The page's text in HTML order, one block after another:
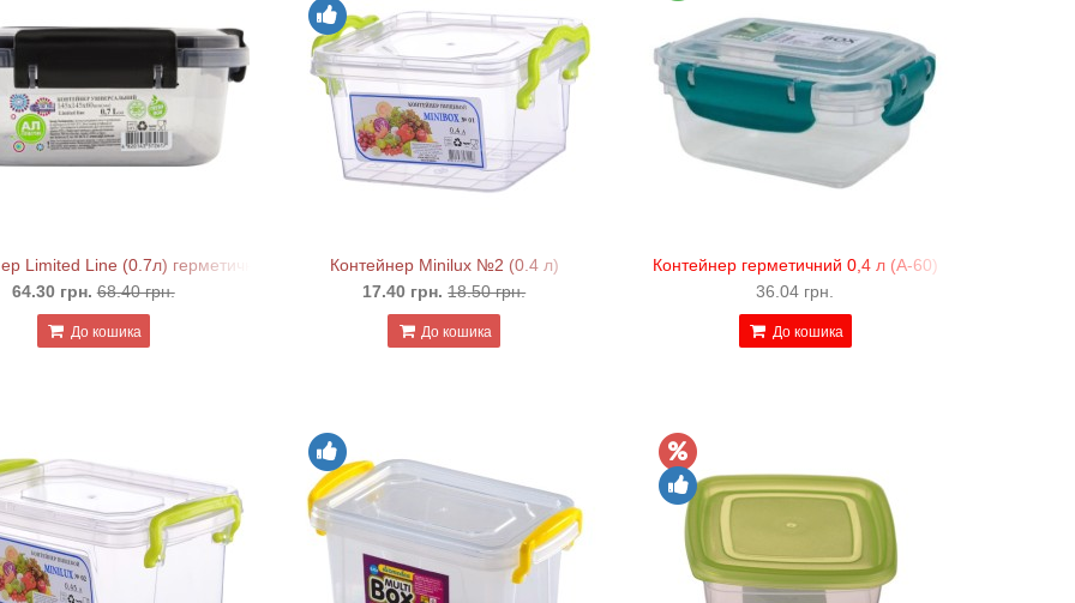
Limited Line (0.7л) герметичний квадратний
64.30 грн. 68.40 грн.
До кошика
Контейнер Minilux №2 (0.4 л)
17.40 грн. 18.50 грн.
До кошика
Контейнер герметичний 0,4 л (А-60)
36.04 грн.
До кошика